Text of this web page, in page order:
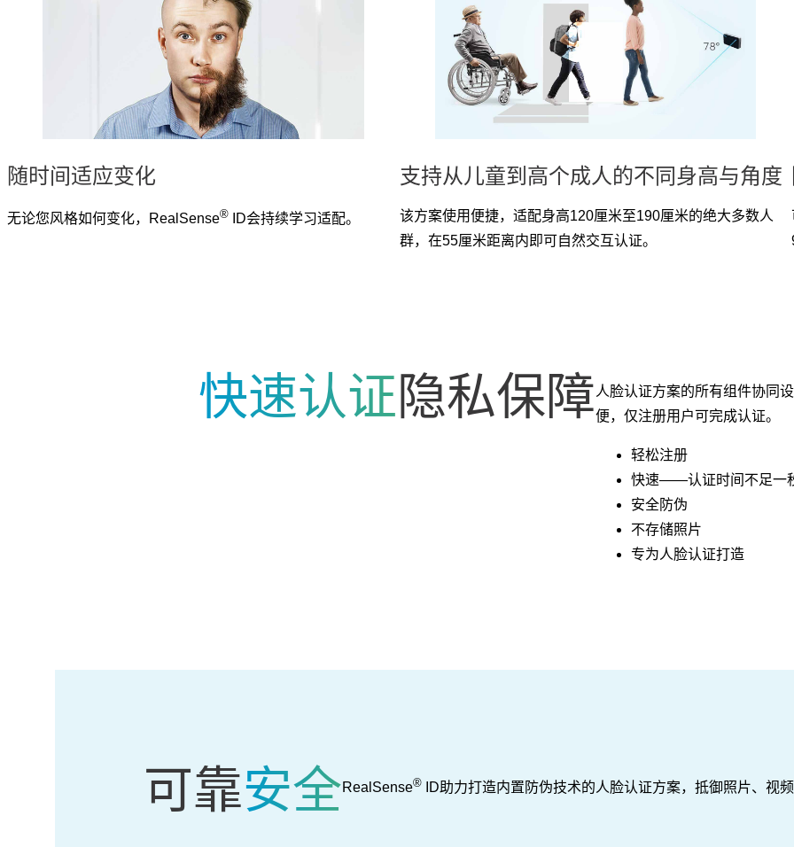
随时间适应变化
无论您风格如何变化，RealSense® ID会持续学习适配。
支持从儿童到高个成人的不同身高与角度
该方案使用便捷，适配身高120厘米至190厘米的绝大多数人
群，在55厘米距离内即可自然交互认证。
快速认证隐私保障 人脸认证方案的所有组件协同
便，仅注册用户可完成认证。
轻松注册
快速——认证时间不足一
安全防伪
不存储照片
专为人脸认证打造
可靠安全RealSense® ID助力打造内置防伪技术的人脸认证方案，抵御照片、视